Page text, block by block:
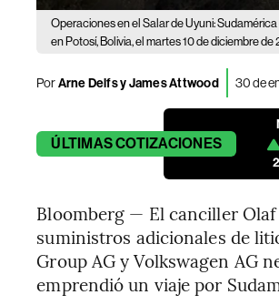
Operaciones en el Salar de Uyuni:
en Potosí, Bolivia, el martes 10 de diciembre de
PorArne Delfs y James Attwood 30 de
ÚLTIMASCOTIZACIONES
Bloomberg — El canciller Olaf
suministros adicionales de
Group AG y Volkswagen AG
emprendió un viaje por